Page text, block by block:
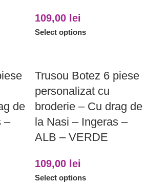
109,00 lei
Select options
de
–
Trusou Botez 6 piese
personalizat cu
broderie – Cu drag de
la Nasi – Ingeras –
ALB – VERDE
109,00 lei
Select options